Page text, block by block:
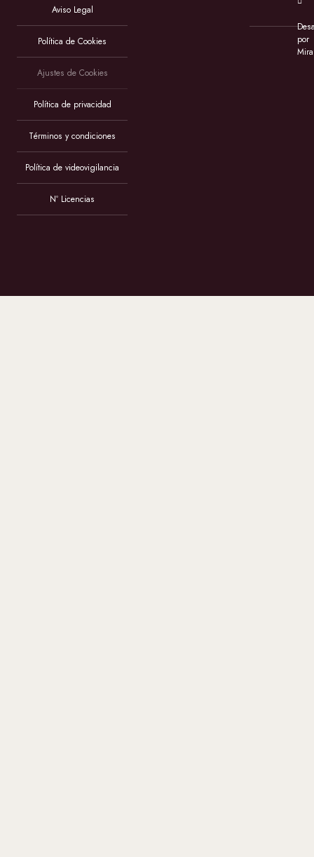
Aviso Legal
Política de Cookies
Ajustes de Cookies
Política de privacidad
Términos y condiciones
Política de videovigilancia
Nº Licencias
por